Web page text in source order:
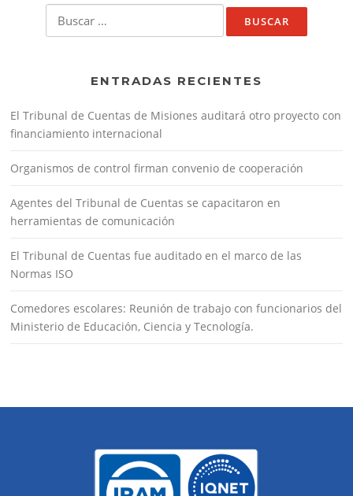
ENTRADAS RECIENTES
El Tribunal de Cuentas de Misiones auditará otro proyecto con
financiamiento internacional
Organismos de control firman convenio de cooperación
Agentes del Tribunal de Cuentas se capacitaron en
herramientas de comunicación
El Tribunal de Cuentas fue auditado en el marco de las
Normas ISO
Comedores escolares: Reunión de trabajo con funcionarios del
Ministerio de Educación, Ciencia y Tecnología.